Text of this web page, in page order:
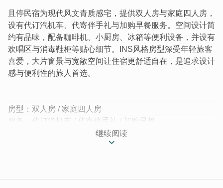
且停民宿为现代风文青质感宅，提供双人房与家庭四人房，
设有代订汽机车、代寄伴手礼与加购早餐服务。空间设计简
约有品味，配备咖啡机、小厨房、冰箱等便利设备，并设有
欢唱区与消毒鞋柜等贴心细节。INS风格房型深受年轻旅客
喜爱，大片窗景与宽敞空间让住宿更舒适自在，是追求设计
感与便利性的旅人首选。
房型：双人房 / 家庭四人房
服务：代订汽机车 / 代寄伴手礼 / 加购早餐
│文青质感宅，入住品味空间│
继续阅读